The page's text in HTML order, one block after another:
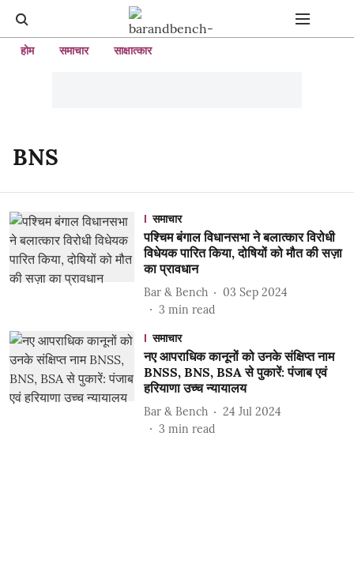
होम समाचार साक्षात्कार
BNS
समाचार
पश्चिम बंगाल विधानसभा ने बलात्कार विरोधी
विधेयक पारित किया, दोषियों को मौत की सज़ा
का प्रावधान
Bar & Bench
03 Sep 2024
3 min read
समाचार
नए आपराधिक कानूनों को उनके संक्षिप्त नाम
BNSS, BNS, BSA से पुकारें: पंजाब एवं
हरियाणा उच्च न्यायालय
Bar & Bench
24 Jul 2024
3 min read